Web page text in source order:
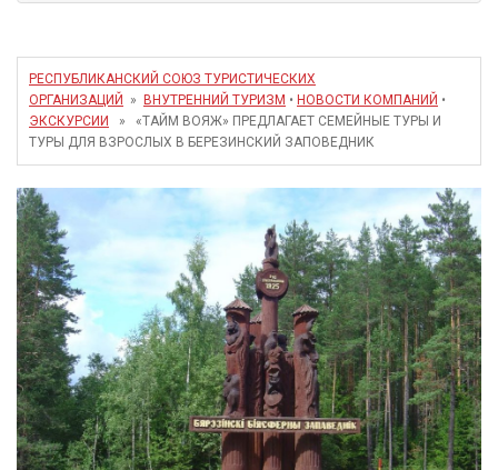
РЕСПУБЛИКАНСКИЙ СОЮЗ ТУРИСТИЧЕСКИХ
ОРГАНИЗАЦИЙ
» ВНУТРЕННИЙ ТУРИЗМ • НОВОСТИ КОМПАНИЙ •
ЭКСКУРСИИ
» «ТАЙМ ВОЯЖ» ПРЕДЛАГАЕТ СЕМЕЙНЫЕ ТУРЫ И
ТУРЫ ДЛЯ ВЗРОСЛЫХ В БЕРЕЗИНСКИЙ ЗАПОВЕДНИК